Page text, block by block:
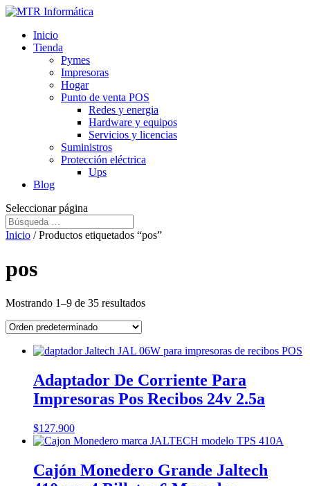
Inicio
Tienda
Pymes
Impresoras
Hogar
Punto de venta POS
Redes y energia
Hardware y equipos
Servicios y licencias
Suministros
Protección eléctrica
Ups
Blog
Seleccionar página
Inicio / Productos etiquetados “pos”
pos
Mostrando 1–9 de 35 resultados
Adaptador De Corriente Para
Impresoras Pos Recibos 24v 2.5a
$127.900
Cajón Monedero Grande Jaltech